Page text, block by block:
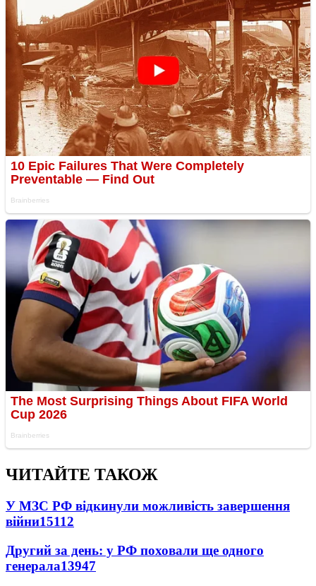
ЧИТАЙТЕ ТАКОЖ
У МЗС РФ відкинули можливість завершення
війни15112
Другий за день: у РФ поховали ще одного
генерала13947